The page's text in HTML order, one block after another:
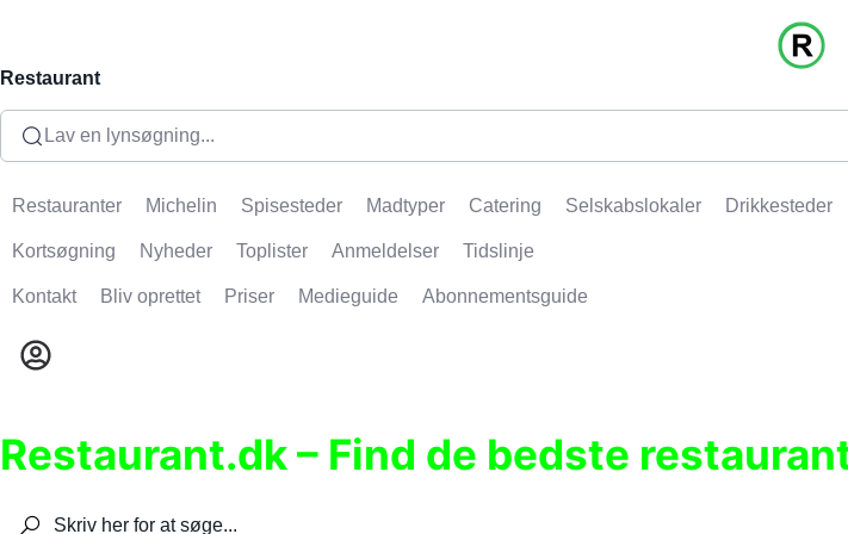
Restaurant
Lav en lynsøgning...
Restauranter Michelin Spisesteder Madtyper Catering Selskabslokaler Drikkesteder
Kortsøgning Nyheder Toplister Anmeldelser Tidslinje
Kontakt Bliv oprettet Priser Medieguide Abonnementsguide
Restaurant.dk – Find de bedste